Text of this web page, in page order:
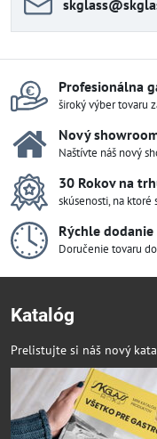
Profesionálna
široký výber tovaru
Nový
Naštívte náš nový
30 Rokov na
skúsenosti, na ktoré
Rýchle dodanie
Doručenie tovaru
Katalóg
Prelistujte si náš nový